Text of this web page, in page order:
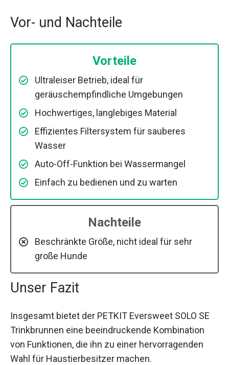
Vor- und Nachteile
Vorteile
Ultraleiser Betrieb, ideal für
geräuschempfindliche Umgebungen
Hochwertiges, langlebiges Material
Effizientes Filtersystem für sauberes
Wasser
Auto-Off-Funktion bei Wassermangel
Einfach zu bedienen und zu warten
Nachteile
Beschränkte Größe, nicht ideal für sehr
große Hunde
Unser Fazit
Insgesamt bietet der PETKIT Eversweet SOLO SE
Trinkbrunnen eine beeindruckende Kombination
von Funktionen, die ihn zu einer hervorragenden
Wahl für Haustierbesitzer machen.